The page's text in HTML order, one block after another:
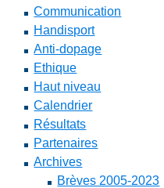
Communication
Handisport
Anti-dopage
Ethique
Haut niveau
Calendrier
Résultats
Partenaires
Archives
Brèves 2005-2023